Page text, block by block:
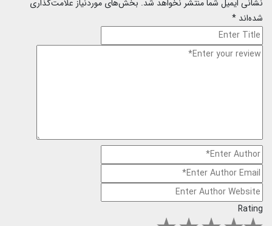
نشانی ایمیل شما منتشر نخواهد شد. بخش‌های موردنیاز علامت‌گذاری
شده‌اند *
Rating